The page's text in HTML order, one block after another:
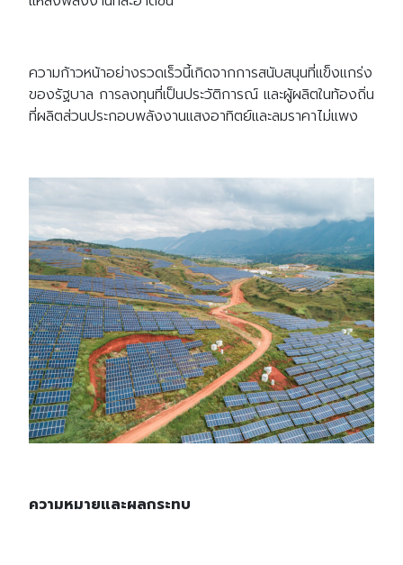
ความก้าวหน้าอย่างรวดเร็วนี้เกิดจากการสนับสนุนที่แข็งแกร่ง
ของรัฐบาล การลงทุนที่เป็นประวัติการณ์ และผู้ผลิตในท้องถิ่น
ที่ผลิตส่วนประกอบพลังงานแสงอาทิตย์และลมราคาไม่แพง
ความหมายและผลกระทบ